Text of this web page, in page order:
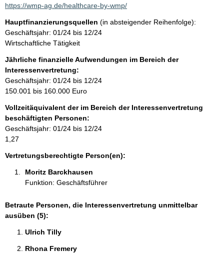
a
t
i
n
f
o
r
m
t
i
o
n
e
https://wmp-ag.de/healthcare-by-wmp/
Hauptfinanzierungsquellen (in absteigender Reihenfolge):
Geschäftsjahr: 01/24 bis 12/24
Wirtschaftliche Tätigkeit
Jährliche finanzielle Aufwendungen im Bereich der
Interessenvertretung:
Geschäftsjahr: 01/24 bis 12/24
150.001 bis 160.000 Euro
Vollzeitäquivalent der im Bereich der Interessenvertretung
beschäftigten Personen:
Geschäftsjahr: 01/24 bis 12/24
1,27
Vertretungsberechtigte Person(en):
Moritz Barckhausen
Funktion: Geschäftsführer
Betraute Personen, die Interessenvertretung unmittelbar
ausüben (5):
Ulrich Tilly
Rhona Fremery